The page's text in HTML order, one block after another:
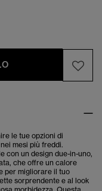
le tue opzioni di
mesi più freddi.
con un design due-in-uno,
che offre un calore
per migliorare il tuo
sorprendente e al look